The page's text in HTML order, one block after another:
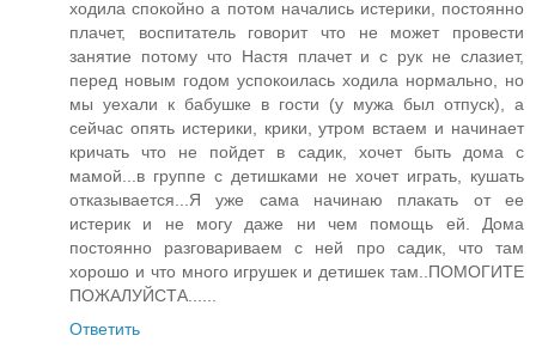
ходила спокойно а потом начались истерики, постоянно
плачет, воспитатель говорит что не может провести
занятие потому что Настя плачет и с рук не слазиет,
перед новым годом успокоилась ходила нормально, но
мы уехали к бабушке в гости (у мужа был отпуск), а
сейчас опять истерики, крики, утром встаем и начинает
кричать что не пойдет в садик, хочет быть дома с
мамой...в группе с детишками не хочет играть, кушать
отказывается...Я уже сама начинаю плакать от ее
истерик и не могу даже ни чем помощь ей. Дома
постоянно разговариваем с ней про садик, что там
хорошо и что много игрушек и детишек там..ПОМОГИТЕ
ПОЖАЛУЙСТА......
Ответить